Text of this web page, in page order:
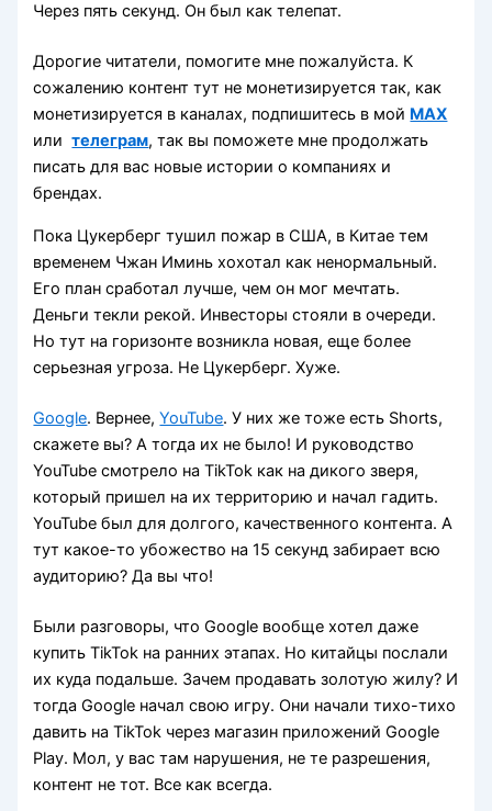
Через пять секунд. Он был как телепат.
Дорогие читатели, помогите мне пожалуйста. К
сожалению контент тут не монетизируется так, как
монетизируется в каналах, подпишитесь в мой MAX
илителеграм, так вы поможете мне продолжать
писать для вас новые истории о компаниях и
брендах.
Пока Цукерберг тушил пожар в США, в Китае тем
временем Чжан Иминь хохотал как ненормальный.
Его план сработал лучше, чем он мог мечтать.
Деньги текли рекой. Инвесторы стояли в очереди.
Но тут на горизонте возникла новая, еще более
серьезная угроза. Не Цукерберг. Хуже.
Google. Вернее,YouTube. У них же тоже есть Shorts,
скажете вы? А тогда их не было! И руководство
YouTube смотрело на TikTok как на дикого зверя,
который пришел на их территорию и начал гадить.
YouTube был для долгого, качественного контента. А
тут какое-то убожество на 15 секунд забирает всю
аудиторию? Да вы что!
Были разговоры, что Google вообще хотел даже
купить TikTok на ранних этапах. Но китайцы послали
их куда подальше. Зачем продавать золотую жилу? И
тогда Google начал свою игру. Они начали тихо-тихо
давить на TikTok через магазин приложений Google
Play. Мол, у вас там нарушения, не те разрешения,
контент не тот. Все как всегда.